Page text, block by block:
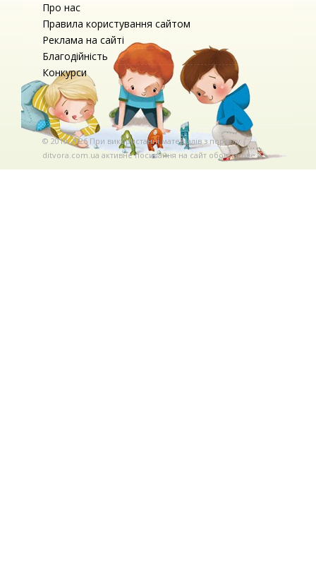
Про нас
Правила користування сайтом
Реклама на сайті
Благодійність
Конкурси
© 2010-2026 При використаннi матерiалiв з порталу
ditvora.com.ua активне посилання на сайт обов'язкове. .